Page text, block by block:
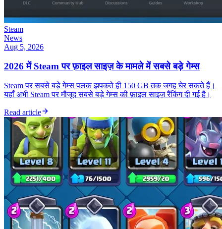
Steam
News
Aug 5, 2026
2026 में Steam पर फ़ाइल साइज़ के मामले में सबसे बड़े गेम्स
Steam पर सबसे बड़े गेम्स पलक झपकते ही 150 GB तक जगह घेर सकते हैं।
यहाँ अभी Steam पर मौजूद सबसे बड़े गेम्स की फ़ाइल साइज़ रैंकिंग दी गई है।
Read article